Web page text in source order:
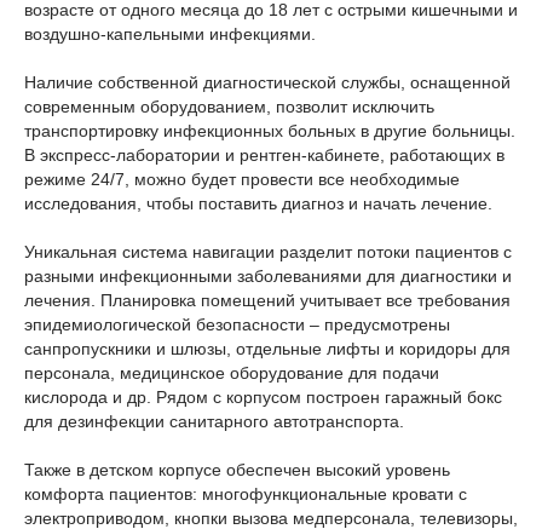
возрасте от одного месяца до 18 лет с острыми кишечными и
воздушно-капельными инфекциями.
Наличие собственной диагностической службы, оснащенной
современным оборудованием, позволит исключить
транспортировку инфекционных больных в другие больницы.
В экспресс-лаборатории и рентген-кабинете, работающих в
режиме 24/7, можно будет провести все необходимые
исследования, чтобы поставить диагноз и начать лечение.
Уникальная система навигации разделит потоки пациентов с
разными инфекционными заболеваниями для диагностики и
лечения. Планировка помещений учитывает все требования
эпидемиологической безопасности – предусмотрены
санпропускники и шлюзы, отдельные лифты и коридоры для
персонала, медицинское оборудование для подачи
кислорода и др. Рядом с корпусом построен гаражный бокс
для дезинфекции санитарного автотранспорта.
Также в детском корпусе обеспечен высокий уровень
комфорта пациентов: многофункциональные кровати с
электроприводом, кнопки вызова медперсонала, телевизоры,